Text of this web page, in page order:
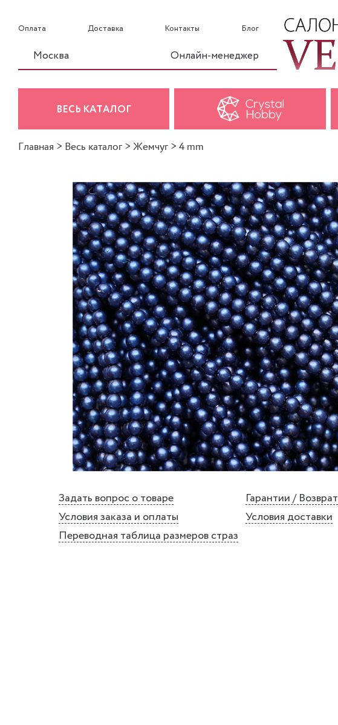
Оплата Доставка Контакты Блог
Москва Онлайн-менеджер
ВЕСЬ КАТАЛОГ
Главная > Весь каталог > Жемчуг > 4 mm
Задать вопрос о товаре
Гарантии / Возврат
Условия заказа и оплаты
Условия доставки
Переводная таблица размеров страз